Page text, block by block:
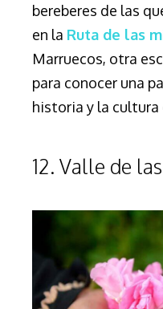
bereberes de las
en la Ruta de las
Marruecos, otra
para conocer una
historia y la cultura
12. Valle de